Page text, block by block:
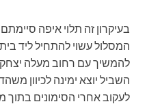
בעיקרון זה תלוי איפה
המסלול עשוי להתחיל ליד
להמשיך עם רחוב מעלה
השביל יוצא ימינה לכיוון
לעקוב אחרי הסימונים